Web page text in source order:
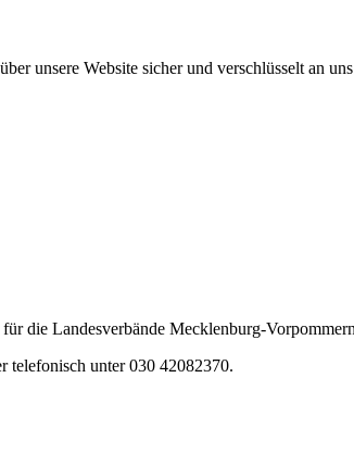
unsere Website sicher und verschlüsselt an
die Landesverbände Mecklenburg-
telefonisch unter 030 42082370.